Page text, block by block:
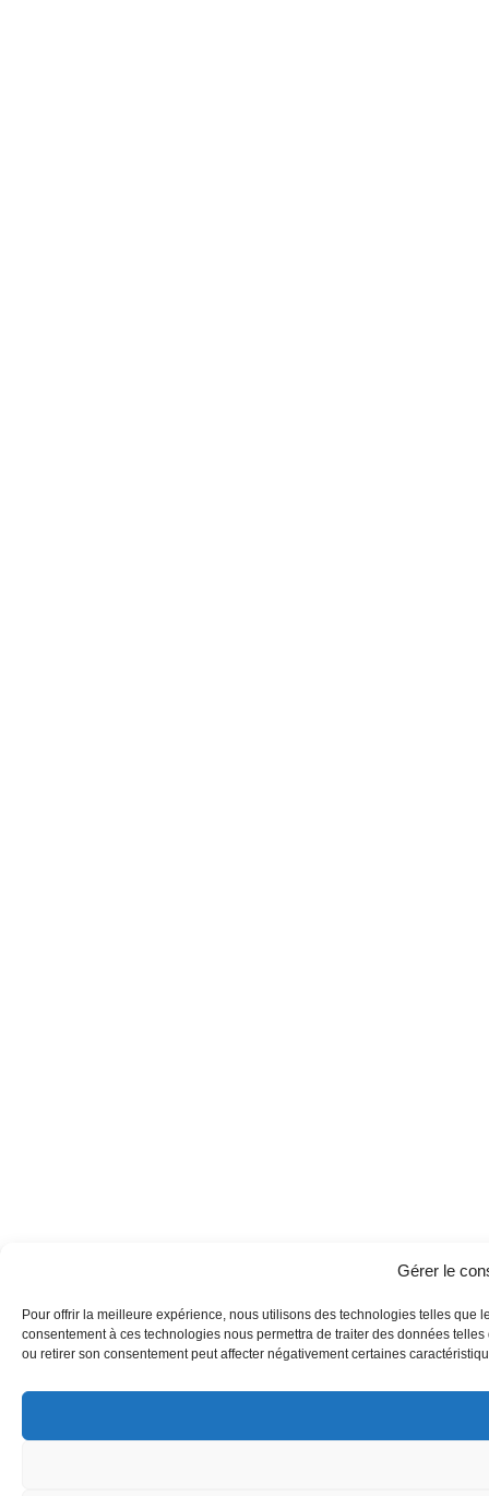
Gérer le
Pour offrir la meilleure expérience, nous utilisons des technologies telles
consentement à ces technologies nous permettra de traiter des données
ou retirer son consentement peut affecter négativement certaines